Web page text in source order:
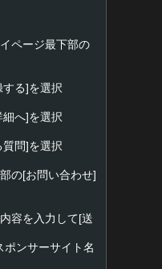
ページ最下部の
る]を選択
へ]を選択
問]を選択
の[お問い合わせ]
容を入力して[送
ンサーサイト名